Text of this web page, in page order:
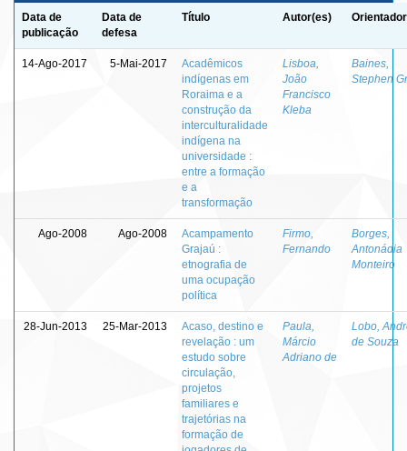
Data de
publicação
Data de
defesa
Título Autor(es)
14-Ago-2017 5-Mai-2017
Acadêmicos
indígenas em
Roraima e a
construção da
interculturalidade
indígena na
universidade :
entre a formação
e a
transformação
Lisboa,
João
Francisco
Kleba
Baines,
Stephen
Ago-2008 Ago-2008
Acampamento
Grajaú :
etnografia de
uma ocupação
política
Firmo,
Fernando
Borges,
Antonádia
Monteiro
28-Jun-2013 25-Mar-2013
Acaso, destino e
revelação : um
estudo sobre
circulação,
projetos
familiares e
trajetórias na
formação de
Paula,
Márcio
Adriano de
Lobo,
de Souza